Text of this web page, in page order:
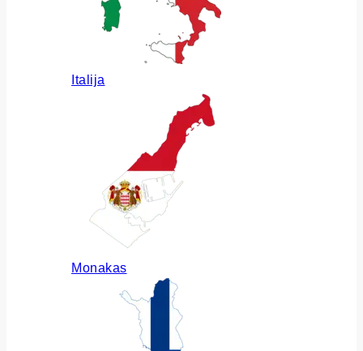
Italija
Monakas